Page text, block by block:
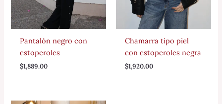
Pantalón negro con
estoperoles
$1,889.00
Chamarra tipo piel
con estoperoles negra
$1,920.00